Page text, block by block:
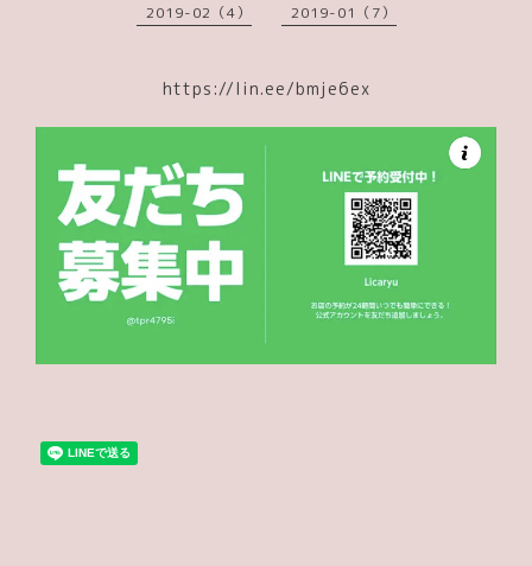
2019-02（4） 2019-01（7）
https://lin.ee/bmje6ex